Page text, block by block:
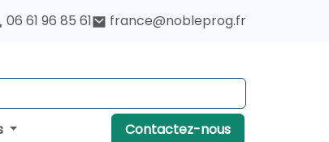
06 61 96 85 61 france@nobleprog.fr
Contactez-nous